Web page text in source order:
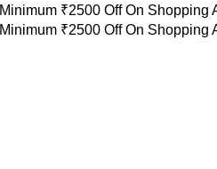
Minimum ₹2500 Off On Shopping
Minimum ₹2500 Off On Shopping